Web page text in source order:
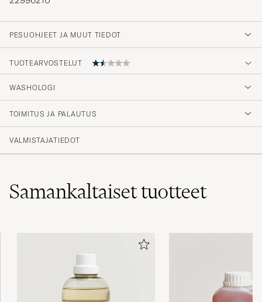
PESUOHJEET JA MUUT TIEDOT
TUOTEARVOSTELUT
Lukter som smakløst såpevann, ingen
lavendel.
OSTETTU OSOITTEESSA CAREOFCARL.NO
WASHOLOGI
TOIMITUS JA PALAUTUS
VALMISTAJATIEDOT
Samankaltaisettuotteet